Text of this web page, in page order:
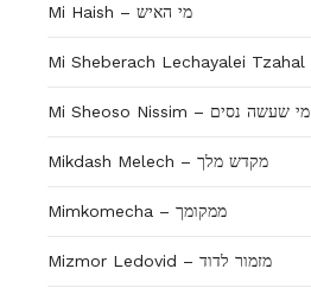
Mi Haish – מי האיש
Mi Sheoso Nissim – מי שעשה נסים
Mikdash Melech – מקדש מלך
Mimkomecha – ממקומך
Mizmor Ledovid – מזמור לדוד